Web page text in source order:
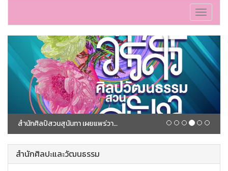
Toggle
สำนักศิลป์สวนสุนันทา เผยแพร่วารสารศิลปวัฒนธรรมสวนสุนันทา ปีที่ ๔ ฉบับที่ ๑ / ๒๕๖๗
สำนักศิลปะและวัฒนธรรม